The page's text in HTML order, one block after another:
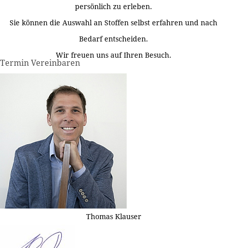
persönlich zu erleben.
Sie können die Auswahl an Stoffen selbst erfahren und nach
Bedarf entscheiden.
Wir freuen uns auf Ihren Besuch.
Termin Vereinbaren
Thomas Klauser